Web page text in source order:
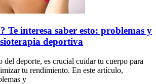
Te interesa saber esto: problemas y
deportiva
del deporte, es crucial cuidar tu cuerpo para
tu rendimiento. En este artículo,
y